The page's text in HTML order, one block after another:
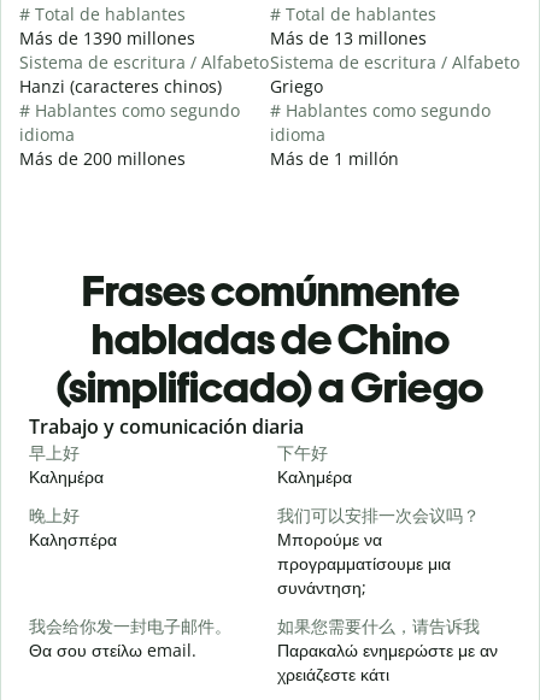
# Total de hablantes
Más de 1390 millones
Sistema de escritura / Alfabeto
Hanzi (caracteres chinos)
# Hablantes como segundo
idioma
Más de 200 millones
# Total de hablantes
Más de 13 millones
Sistema de escritura / Alfabeto
Griego
# Hablantes como segundo
idioma
Más de 1 millón
Frases comúnmente
habladas de Chino
(simplificado) a Griego
Slide 1 of 6
Trabajo y comunicación diaria
早上好
Καλημέρα
下午好
Καλημέρα
晚上好
Καλησπέρα
我们可以安排一次会议吗？
Μπορούμε να
προγραμματίσουμε μια
συνάντηση;
我会给你发一封电子邮件。
Θα σου στείλω email.
如果您需要什么，请告诉我
Παρακαλώ ενημερώστε με αν
χρειάζεστε κάτι